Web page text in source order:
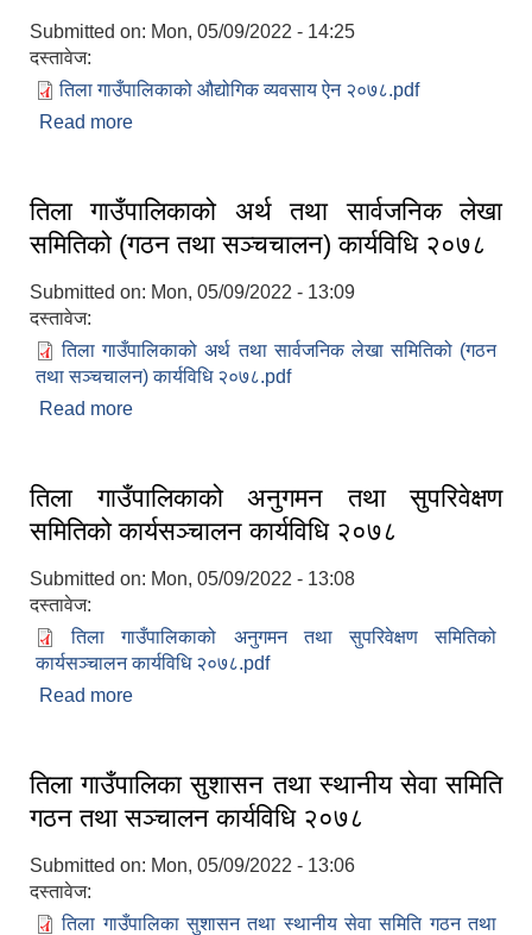
Submitted on: Mon, 05/09/2022 - 14:25
दस्तावेज:
तिला गाउँपालिकाको औद्योगिक व्यवसाय ऐन २०७८.pdf
Read more
तिला गाउँपालिकाको अर्थ तथा सार्वजनिक लेखा
समितिको (गठन तथा सञ्चचालन) कार्यविधि २०७८
Submitted on: Mon, 05/09/2022 - 13:09
दस्तावेज:
तिला गाउँपालिकाको अर्थ तथा सार्वजनिक लेखा समितिको (गठन
तथा सञ्चचालन) कार्यविधि २०७८.pdf
Read more
तिला गाउँपालिकाको अनुगमन तथा सुपरिवेक्षण
समितिको कार्यसञ्चालन कार्यविधि २०७८
Submitted on: Mon, 05/09/2022 - 13:08
दस्तावेज:
तिला गाउँपालिकाको अनुगमन तथा सुपरिवेक्षण समितिको
कार्यसञ्चालन कार्यविधि २०७८.pdf
Read more
तिला गाउँपालिका सुशासन तथा स्थानीय सेवा समिति
गठन तथा सञ्चालन कार्यविधि २०७८
Submitted on: Mon, 05/09/2022 - 13:06
दस्तावेज:
तिला गाउँपालिका सुशासन तथा स्थानीय सेवा समिति गठन तथा